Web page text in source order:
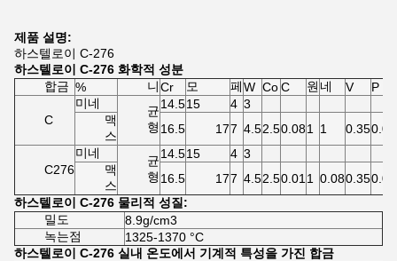
제품 설명:
하스텔로이 C-276
하스텔로이 C-276 화학적 성분
합금 % 니Cr 모 페W CoC 원 네 V P
C
미네
균
형
14.515 4 3
맥
스
16.5 177 4.52.50.081 1 0.350.04
C276
미네
균
형
14.515 4 3
맥
스
16.5 177 4.52.50.01 1 0.080.350.04
하스텔로이 C-276 물리적 성질:
밀도
8.9g/cm3
녹는점
1325-1370 °C
하스텔로이 C-276 실내 온도에서 기계적 특성을 가진 합금